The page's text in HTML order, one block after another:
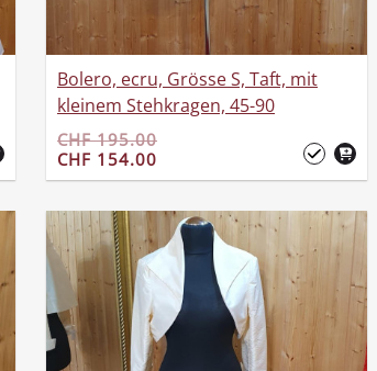
Bolero, ecru, Grösse S, Taft, mit
kleinem Stehkragen, 45-90
CHF 195.00
CHF 154.00